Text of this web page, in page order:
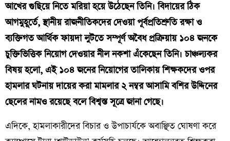
আখের গুছিয়ে নিতে মরিয়া হয়ে উঠেছেন তিনি। বিদায়ের ঠিক
আগমুহূর্তে, স্থানীয় রাজনীতিকদের দেওয়া পূর্বপ্রতিশ্রুতি রক্ষা ও
ব্যক্তিগত আর্থিক ফায়দা লুটতে সম্পূর্ণ অবৈধ প্রক্রিয়ায় ১০৪ জনকে
চুক্তিভিত্তিক নিয়োগ দেওয়ার নীল নকশা এঁকেছেন তিনি। চাঞ্চল্যকর
বিষয় হলো, এই ১০৪ জনের নিয়োগের তালিকায় শিক্ষকদের ওপর
হামলার ঘটনায় দায়ের করা মামলার ২ নম্বর আসামি বশির উদ্দিনের
ছেলের নামও রয়েছে বলে বিশ্বস্ত সূত্রে জানা গেছে।
​এদিকে, হামলাকারীদের বিচার ও উপাচার্যকে অবাঞ্ছিত ঘোষণা করে